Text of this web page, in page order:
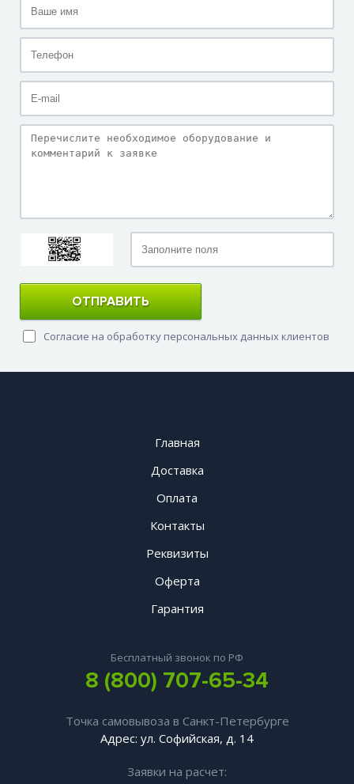
ОТПРАВИТЬ
Согласие на обработку персональных данных клиентов
Главная
Доставка
Оплата
Контакты
Реквизиты
Оферта
Гарантия
Бесплатный звонок по РФ
8 (800) 707-65-34
Точка самовывоза в Санкт-Петербурге
Адрес: ул. Софийская, д. 14
Заявки на расчет: